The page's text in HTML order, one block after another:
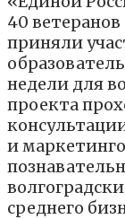
40
приняли
недели для
проекта
и
среднего